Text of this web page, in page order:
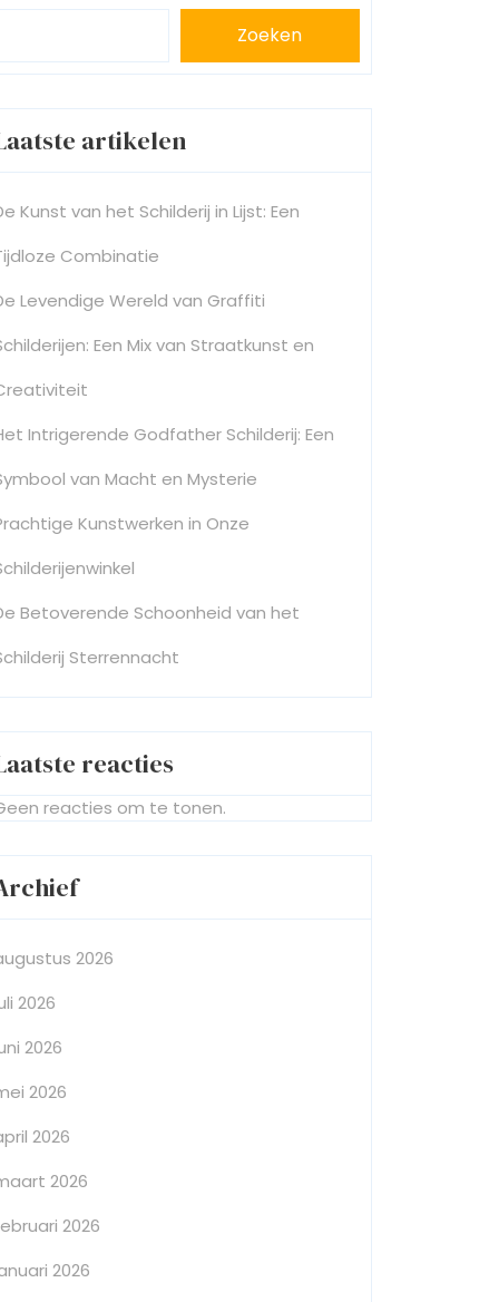
Zoeken
artikelen
Kunst van het Schilderij in Lijst: Een
Combinatie
Levendige Wereld van Graffiti
Een Mix van Straatkunst en
Intrigerende Godfather Schilderij: Een
van Macht en Mysterie
Kunstwerken in Onze
Betoverende Schoonheid van het
Sterrennacht
reacties
reacties om te tonen.
2026
2026
2026
2026
2026
2026
2026
2026